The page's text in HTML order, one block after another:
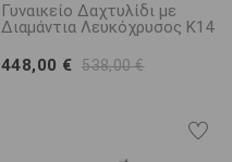
Γυναικείο Δαχτυλίδι με
Διαμάντια Λευκόχρυσος Κ14
448,00 € 538,00 €